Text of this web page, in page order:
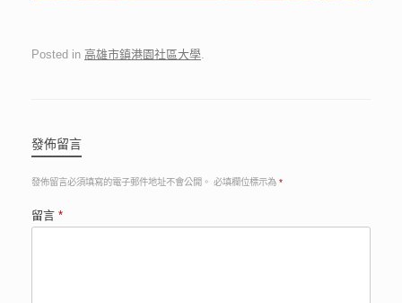
Posted in 高雄市鎮港園社區大學
發佈留言
發佈留言必須填寫的電子郵件地址不會公開。 必填欄位標示為 *
留言 *